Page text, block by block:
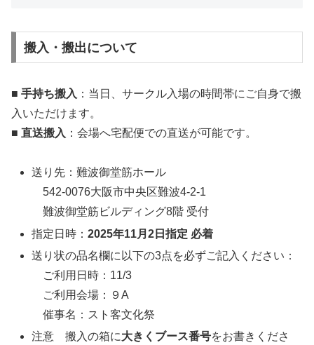
搬入・搬出について
■ 手持ち搬入 ：当日、サークル入場の時間帯にご自身で搬
入いただけます。
■ 直送搬入 ：会場へ宅配便での直送が可能です。
送り先：難波御堂筋ホール
542-0076大阪市中央区難波4-2-1
難波御堂筋ビルディング8階 受付
指定日時：2025年11月2日指定 必着
送り状の品名欄に以下の3点を必ずご記入ください：
ご利用日時：11/3
ご利用会場：９A
催事名：スト客文化祭
注意 搬入の箱に大きくブース番号をお書きくださ